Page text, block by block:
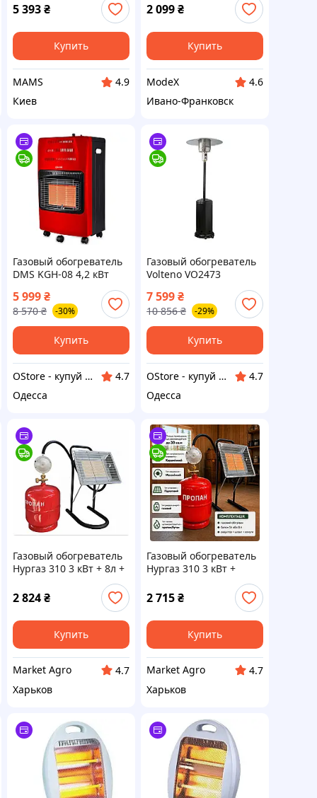
5 393₴
Купить
MAMS
4.9
Киев
2 099₴
Купить
ModeX
4.6
Ивано-Франковск
Газовый обогреватель
DMS KGH-08 4,2 кВт
инфракрасный
газовый нагреватель
для дома гаража
5 999₴
8 570 ₴ -30%
Купить
OStore - купуй онлайн!
4.7
Одесса
Газовый обогреватель
Volteno VO2473
уличный
инфракрасный для
террасы патио сада
7 599₴
10 856 ₴ -29%
Купить
OStore - купуй онлайн!
4.7
Одесса
Газовый обогреватель
Нургаз 310 3 кВт + 8л +
2 824₴
Купить
Market Agro
4.7
Харьков
Газовый обогреватель
Нургаз 310 3 кВт +
редуктор
2 715₴
Купить
Market Agro
4.7
Харьков